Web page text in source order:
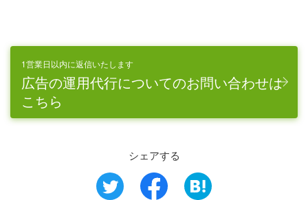
1営業日以内に返信いたします
広告の運用代行についてのお問い合わせは
こちら
シェアする